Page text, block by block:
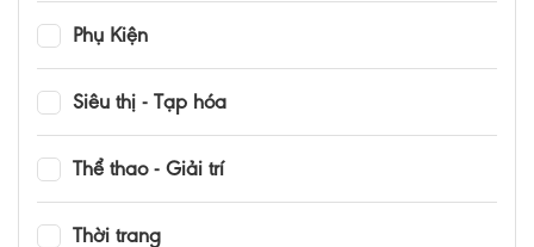
Phụ Kiện
Siêu thị - Tạp hóa
Thể thao - Giải trí
Thời trang